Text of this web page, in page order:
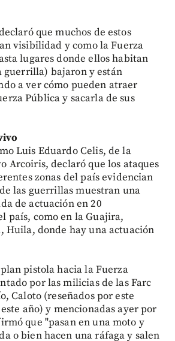
que muchos de estos
visibilidad y como la Fuerza
lugares donde ellos habitan
guerrilla) bajaron y están
a ver cómo pueden atraer
Pública y sacarla de sus
Luis Eduardo Celis, de la
Arcoiris, declaró que los ataques
zonas del país evidencian
las guerrillas muestran una
de actuación en 20
país, como en la Guajira,
Huila, donde hay una actuación
pistola hacia la Fuerza
por las milicias de las Farc
Caloto (reseñados por este
año) y mencionadas ayer por
que "pasan en una moto y
o bien hacen una ráfaga y salen